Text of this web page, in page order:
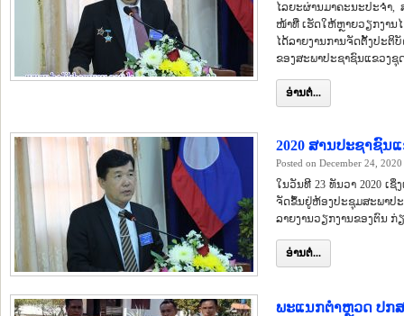
ໄລຍະຜ່ານມາຄະນະປະຈຳ,
ໜ້າທີ່ ເຮັດໃຫ້ຫຼາຍວຽກງານ
ໄດ້ລາຍງານການຈັດຕັ້ງປະຕິ
ຂອງສະພາປະຊາຊົນແຂວງ
ອ່ານຕໍ່...
2020 ສານປະຊາຊົນ
Posted on December 24, 2020
ໃນວັນທີ 23 ທັນວາ 2020 ເ
ຈັດຂຶ້ນຢູ່ຫ້ອງປະຊຸມສະພາປ
ລາຍງານວຽກງານຂອງຕົນ
ອ່ານຕໍ່...
ພະແນກຕໍາຫຼວດ ປກສ